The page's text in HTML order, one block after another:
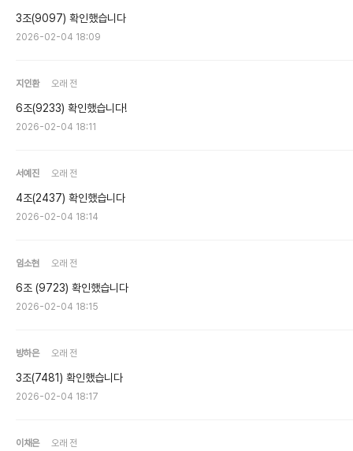
3조(9097) 확인했습니다
2026-02-04 18:09
지인환 오래 전
6조(9233) 확인했습니다!
2026-02-04 18:11
서예진 오래 전
4조(2437) 확인했습니다
2026-02-04 18:14
임소현 오래 전
6조 (9723) 확인했습니다
2026-02-04 18:15
방하은 오래 전
3조(7481) 확인했습니다
2026-02-04 18:17
이채은 오래 전